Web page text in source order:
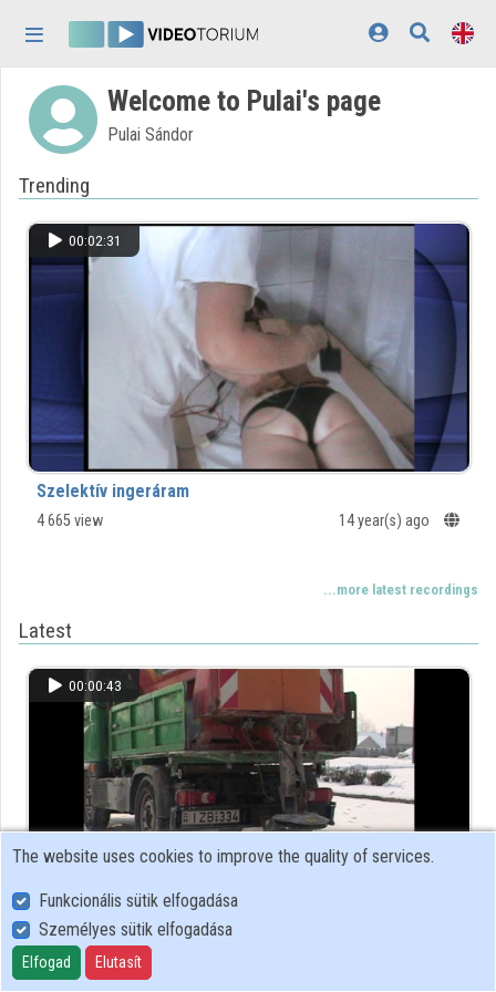
Home
Log In
Discovery
Categories
Playlists
Organizations
Contributors
light
Welcome to Pulai's page
Pulai Sándor
Trending
00:02:31
Szelektív ingeráram
4 665 view 14 year(s) ago
...more latest recordings
Latest
00:00:43
Sószórás 2
144 view
The website uses cookies to improve the quality of services.
Funkcionális sütik elfogadása
Személyes sütik elfogadása
Elfogad Elutasít